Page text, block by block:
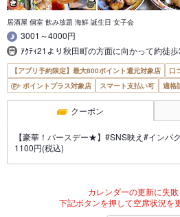
居酒屋 個室 飲み放題 海鮮 誕生日 女子会
3001～4000円
ｱｸﾃｨ21より秋田町の方面に向かって約徒歩
【アプリ予約限定】最大800ポイント還元対象店
口
ポイントプラス対象店
スマート支払い可 適格
クーポン
【豪華！バースデー★】#SNS映え#インパ
1100円(税込)
カレンダーの更新に失敗
下記ボタンを押して空席状況を